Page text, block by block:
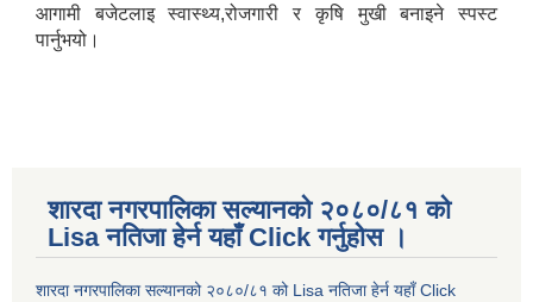
आगामी बजेटलाइ स्वास्थ्य,रोजगारी र कृषि मुखी बनाइने स्पस्ट
पार्नुभयो।
शारदा नगरपालिका सल्यानको २०८०/८१ को
Lisa नतिजा हेर्न यहाँ Click गर्नुहोस ।
शारदा नगरपालिका सल्यानको २०८०/८१ को Lisa नतिजा हेर्न यहाँ Click